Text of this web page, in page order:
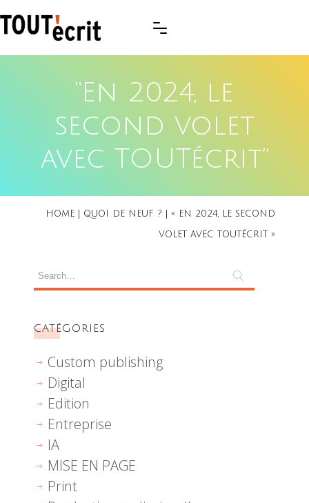
“En 2024, le
second volet
avec TOUTécrit”
HOME QUOI DE NEUF ? « EN 2024, LE SECOND
VOLET AVEC TOUTÉCRIT »
CATÉGORIES
Custom publishing
Digital
Edition
Entreprise
IA
MISE EN PAGE
Print